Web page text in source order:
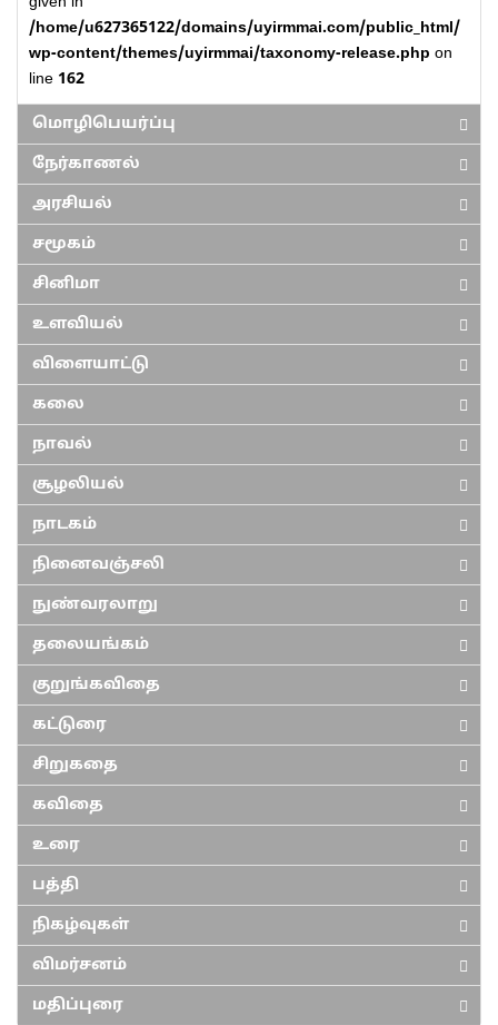
/home/u627365122/domains/uyirmmai.com/public_html/
wp-content/themes/uyirmmai/taxonomy-release.php on
line 162
மொழிபெயர்ப்பு
நேர்காணல்
அரசியல்
சமூகம்
சினிமா
உளவியல்
விளையாட்டு
கலை
நாவல்
சூழலியல்
நாடகம்
நினைவஞ்சலி
நுண்வரலாறு
தலையங்கம்
குறுங்கவிதை
கட்டுரை
சிறுகதை
கவிதை
உரை
பத்தி
நிகழ்வுகள்
விமர்சனம்
மதிப்புரை